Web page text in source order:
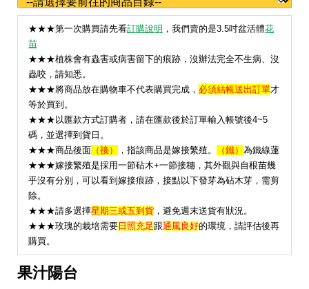
★★★第一次購買請先看訂購說明 ，我們賣的是3.5吋盆活體花
苗
★★★植株會有蟲害或病害留下的痕跡，沒辦法完全不生病、沒
蟲咬，請知悉。
★★★將商品放在購物車不代表購買完成， 必須結帳送出訂單才
等於買到。
★★★以匯款方式訂購者，請在匯款後於訂單輸入帳號後4~5
碼，並選擇到貨日。
★★★商品後面 （接） ，指該商品是嫁接繁殖。 （鐵） 為鐵線蓮
★★★嫁接繁殖是採用一節砧木+一節接穗，其外觀與自根苗幾
乎沒有分別，可以看到嫁接痕跡，接點以下發芽為砧木芽，需剪
除。
★★★請多選擇星期三或五到貨 ，避免週末送貨有狀況。
★★★玫瑰的栽培需要日照充足 跟通風良好的環境，請評估後再
購買。
果汁陽台